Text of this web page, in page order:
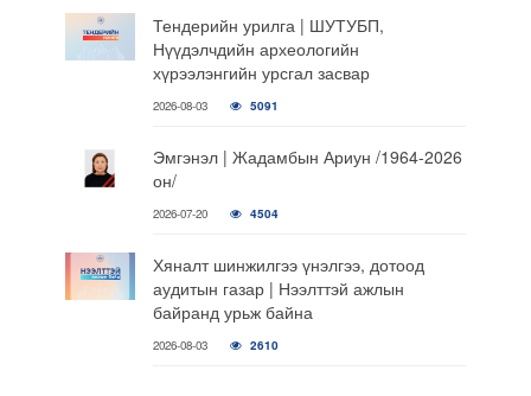
Тендерийн урилга | ШУТУБП,
Нүүдэлчдийн археологийн
хүрээлэнгийн урсгал засвар
2026-08-03 5091
Эмгэнэл | Жадамбын Ариун /1964-2026
он/
2026-07-20 4504
Хяналт шинжилгээ үнэлгээ, дотоод
аудитын газар | Нээлттэй ажлын
байранд урьж байна
2026-08-03 2610